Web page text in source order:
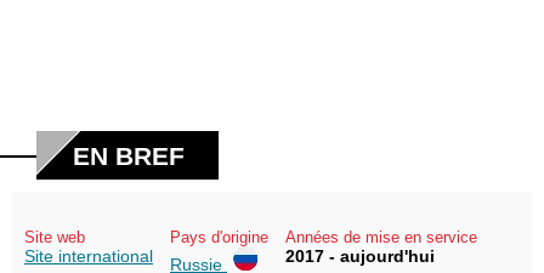
EN BREF
Site web
Site international
Pays d'origine
Russie
Années de mise en service
2017 - aujourd'hui